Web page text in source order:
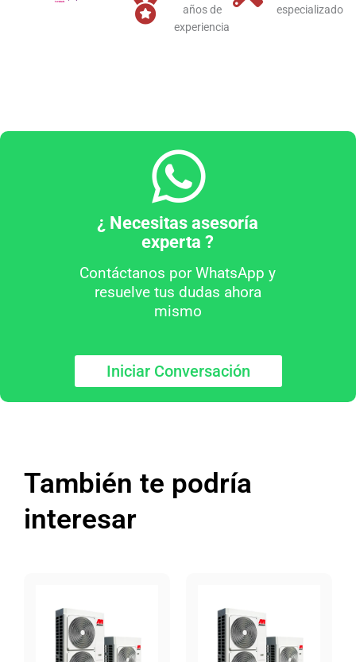
años de
experiencia
especializado
¿ Necesitas asesoría
experta ?
Contáctanos por WhatsApp y
resuelve tus dudas ahora
mismo
Iniciar Conversación
También te podría
interesar